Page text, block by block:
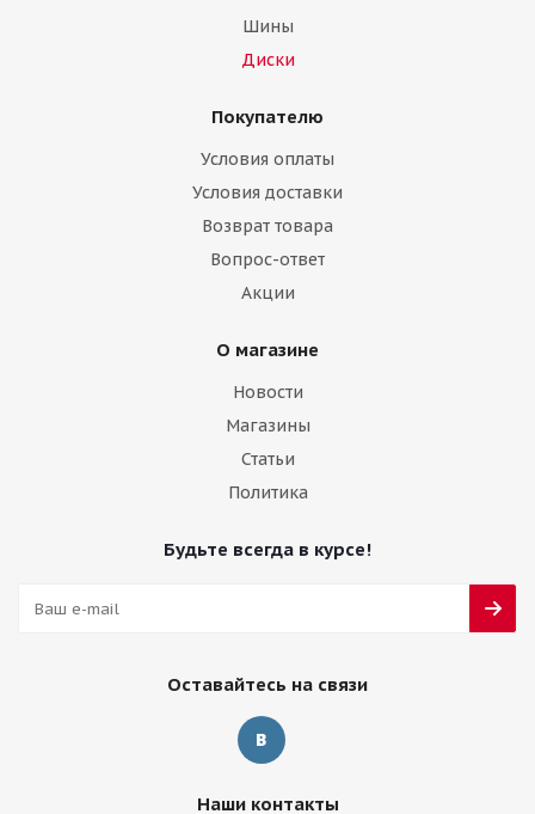
Шины
Диски
Покупателю
Условия оплаты
Условия доставки
Возврат товара
Вопрос-ответ
Акции
О магазине
Новости
Магазины
Статьи
Политика
Будьте всегда в курсе!
Оставайтесь на связи
Наши контакты